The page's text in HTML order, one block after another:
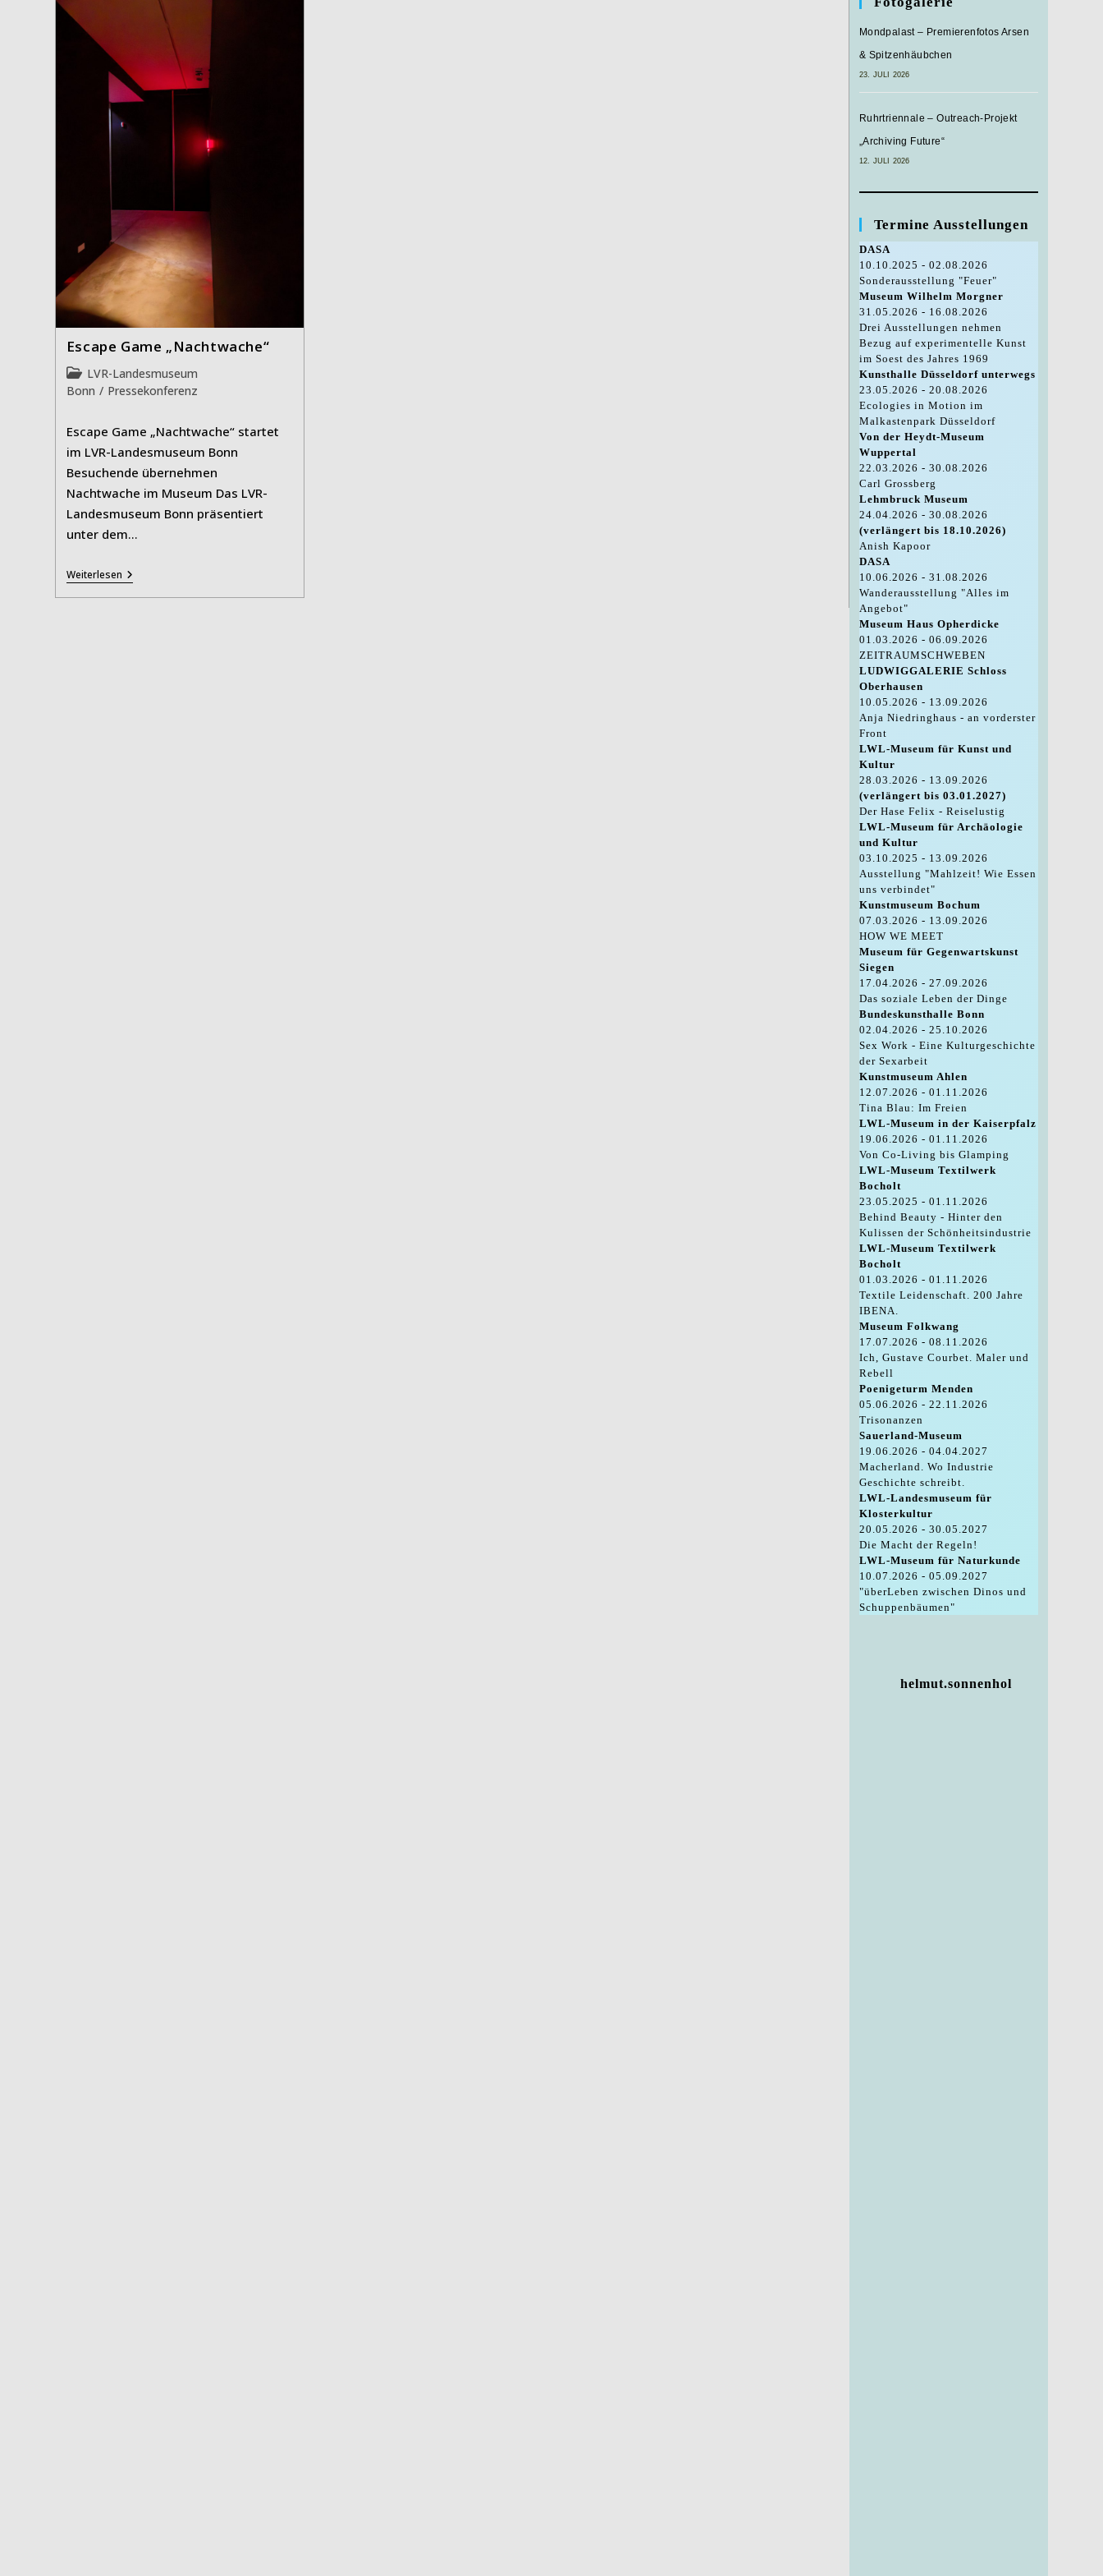
Escape Game „Nachtwache“
Beitrags-
Kategorie:
LVR-Landesmuseum
Bonn / Pressekonferenz
Escape Game „Nachtwache“ startet
im LVR-Landesmuseum Bonn
Besuchende übernehmen
Nachtwache im Museum Das LVR-
Landesmuseum Bonn präsentiert
unter dem…
WeiterlesenEscape
Game
„Nachtwache“
Mondpalast – Premierenfotos Arsen
& Spitzenhäubchen
23. JULI 2026
Ruhrtriennale – Outreach-Projekt
„Archiving Future“
12. JULI 2026
Termine Ausstellungen
DASA
10.10.2025 - 02.08.2026
Sonderausstellung "Feuer"
Museum Wilhelm Morgner
31.05.2026 - 16.08.2026
Drei Ausstellungen nehmen
Bezug auf experimentelle Kunst
im Soest des Jahres 1969
Kunsthalle Düsseldorf unterwegs
23.05.2026 - 20.08.2026
Ecologies in Motion im
Malkastenpark Düsseldorf
Von der Heydt-Museum
Wuppertal
22.03.2026 - 30.08.2026
Carl Grossberg
Lehmbruck Museum
24.04.2026 - 30.08.2026
(verlängert bis 18.10.2026)
Anish Kapoor
DASA
10.06.2026 - 31.08.2026
Wanderausstellung "Alles im
Angebot"
Museum Haus Opherdicke
01.03.2026 - 06.09.2026
ZEITRAUMSCHWEBEN
LUDWIGGALERIE Schloss
Oberhausen
10.05.2026 - 13.09.2026
Anja Niedringhaus - an vorderster
Front
LWL-Museum für Kunst und
Kultur
28.03.2026 - 13.09.2026
(verlängert bis 03.01.2027)
Der Hase Felix - Reiselustig
LWL-Museum für Archäologie
und Kultur
03.10.2025 - 13.09.2026
Ausstellung "Mahlzeit! Wie Essen
uns verbindet"
Kunstmuseum Bochum
07.03.2026 - 13.09.2026
HOW WE MEET
Museum für Gegenwartskunst
Siegen
17.04.2026 - 27.09.2026
Das soziale Leben der Dinge
Bundeskunsthalle Bonn
02.04.2026 - 25.10.2026
Sex Work - Eine Kulturgeschichte
der Sexarbeit
Kunstmuseum Ahlen
12.07.2026 - 01.11.2026
Tina Blau: Im Freien
LWL-Museum in der Kaiserpfalz
19.06.2026 - 01.11.2026
Von Co-Living bis Glamping
LWL-Museum Textilwerk
Bocholt
23.05.2025 - 01.11.2026
Behind Beauty - Hinter den
Kulissen der Schönheitsindustrie
LWL-Museum Textilwerk
Bocholt
01.03.2026 - 01.11.2026
Textile Leidenschaft. 200 Jahre
IBENA.
Museum Folkwang
17.07.2026 - 08.11.2026
Ich, Gustave Courbet. Maler und
Rebell
Poenigeturm Menden
05.06.2026 - 22.11.2026
Trisonanzen
Sauerland-Museum
19.06.2026 - 04.04.2027
Macherland. Wo Industrie
Geschichte schreibt.
LWL-Landesmuseum für
Klosterkultur
20.05.2026 - 30.05.2027
Die Macht der Regeln!
LWL-Museum für Naturkunde
10.07.2026 - 05.09.2027
"überLeben zwischen Dinos und
Schuppenbäumen"
helmut.sonnenhol